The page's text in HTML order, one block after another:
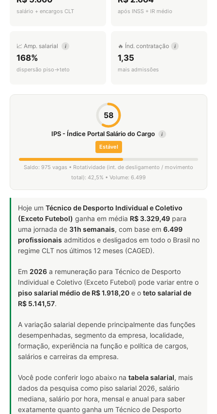
salário + encargos CLT após INSS + IR médio
📈 Amp. salarial i
168%
dispersão piso→teto
🔥 Índ. contratação i
1,35
mais admissões
58
IPS - Índice Portal Salário do Cargo i
Estável
Saldo: 975 vagas • Rotatividade (int. de desligamento / movimento
total): 42,5% • Volume: 6.499
Hoje um Técnico de Desporto Individual e Coletivo
(Exceto Futebol) ganha em média R$ 3.329,49 para
uma jornada de 31h semanais, com base em 6.499
profissionais admitidos e desligados em todo o Brasil no
regime CLT nos últimos 12 meses (CAGED).
Em 2026 a remuneração para Técnico de Desporto
Individual e Coletivo (Exceto Futebol) pode variar entre o
piso salarial médio de R$ 1.918,20 e o teto salarial de
R$ 5.141,57.
A variação salarial depende principalmente das funções
desempenhadas, segmento da empresa, localidade,
formação, experiência na função e política de cargos,
salários e carreiras da empresa.
Você pode conferir logo abaixo na tabela salarial, mais
dados da pesquisa como piso salarial 2026, salário
mediana, salário por hora, mensal e anual para saber
exatamente quanto ganha um Técnico de Desporto